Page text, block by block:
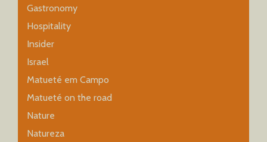
Gastronomy
Hospitality
Insider
Israel
Matueté em Campo
Matueté on the road
Nature
Natureza